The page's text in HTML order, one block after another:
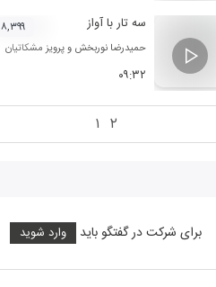
سه تار با آواز
حمیدرضا نوربخش وپرویز مشکاتیان
۰۹:۳۲
۸,۳۹۹ ت
۱ ۲
برای شرکت در گفتگو باید وارد شوید